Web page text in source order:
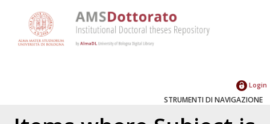
Login
STRUMENTI DI NAVIGAZIONE